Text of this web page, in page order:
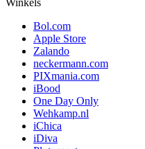
Winkels
Bol.com
Apple Store
Zalando
neckermann.com
PIXmania.com
iBood
One Day Only
Wehkamp.nl
iChica
iDiva